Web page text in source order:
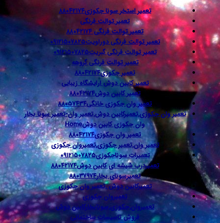
تعمیر استخر سونا جکوزی۸۸۰۴۲۱۷۴
تعمیر توالت فرنگی
تعمیر توالت فرنگی۸۸۰۴۲۱۷۴
تعمیر توالت فرنگی دوراویت۰۹۱۲۱۵۰۷۸۲۵
تعمیر توالت فرنگی گبریت۰۹۱۲۱۵۰۷۸۲۵
تعمیر توالت فرنگی گروهه
تعمیر جکوزی ۸۸۰۴۲۱۷۴
تعمیر کابین دوش ارایشگاه زیبایی
تعمیر کابین دوش۸۸۰۴۲۱۷۴
تعمیر وان جکوزی خانگی۸۸۰۵۷۴۳۴
وان جکوزی,تعمیرکابین دوش,تعمیر وان-تعمیر سونا بخار
وان جکوزی کابین دوشHome
تعمیر وان جکوزی۸۸۰۴۲۱۷۴
تعمیر وان,تعمیر جکوزی,تعمیروان جکوزی
تعمیرات سوناجکوزی۰۹۱۲۱۵۰۷۸۲۵
تعمیردرب شیشه ای کابین دوش۸۸۰۴۲۱۷۴
تعمیرسونای بخار۸۸۰۳۷۹۷۴
تعمیرکابین دوش ,تعمیر وان جکوزی
تعمیروان جکوزی
تعمیروان,جکوزی,سونابخارکابین دوش
فروش تاسیسات ساختمانی